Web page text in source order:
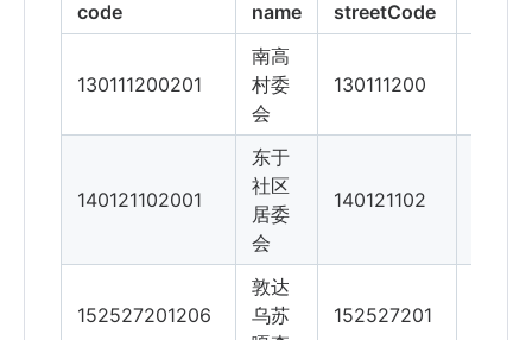
code name streetCode
130111200201
南高
村委
会
130111200
140121102001
东于
社区
居委
会
140121102
152527201206
敦达
乌苏
152527201